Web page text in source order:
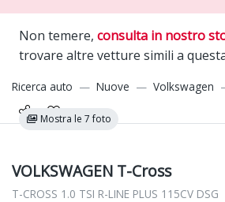
Non temere, consulta in nostro
trovare altre vetture simili a
Ricerca auto Nuove Volkswagen
Mostra le 7 foto
VOLKSWAGEN T-Cross
T-CROSS 1.0 TSI R-LINE PLUS 115CV DSG